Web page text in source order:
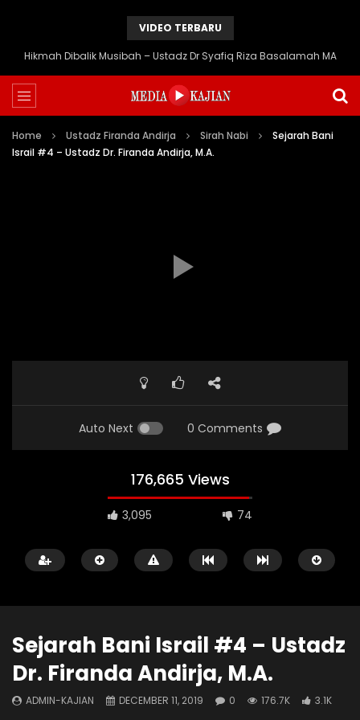
VIDEO TERBARU
Hikmah Dibalik Musibah – Ustadz Dr Syafiq Riza Basalamah MA
Home Ustadz Firanda Andirja Sirah Nabi
Sejarah Bani
Israil #4 – Ustadz Dr. Firanda Andirja, M.A.
Auto Next 0 Comments
176,665 Views
3,095 74
Sejarah Bani Israil #4 – Ustadz
Dr. Firanda Andirja, M.A.
ADMIN-KAJIAN DECEMBER 11, 2019 0 176.7K 3.1K